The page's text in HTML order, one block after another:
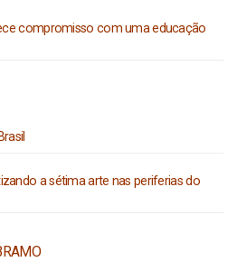
compromisso com uma educação
a sétima arte nas periferias do